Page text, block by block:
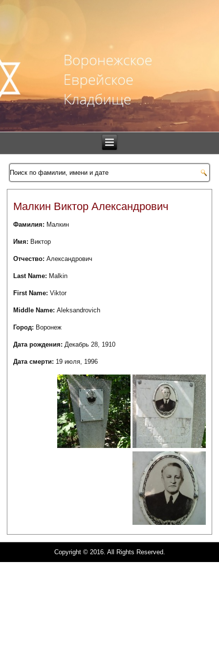
Малкин Виктор Александрович
Фамилия: Малкин
Имя: Виктор
Отчество:Александрович
Last Name: Malkin
First Name:Viktor
Middle Name:Aleksandrovich
Город: Воронеж
Дата рождения:Декабрь 28, 1910
Дата смерти: 19 июля, 1996
Copyright © 2016. All Rights Reserved.